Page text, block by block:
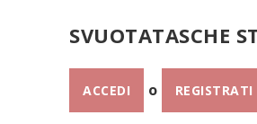
SVUOTATASCHE
ACCEDI o REGISTRATI